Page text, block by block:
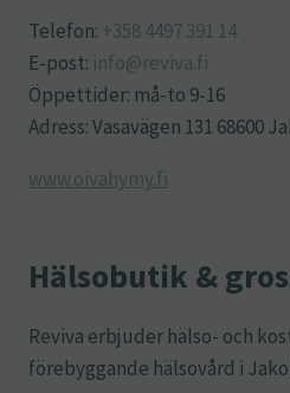
Telefon: +358 4497 391 14
E-post: info@reviva.fi
Öppettider: må-to 9-16
Adress: Vasavägen 131 68600
www.oivahymy.fi
Hälsobutik &
Reviva erbjuder hälso- och
förebyggande hälsovård i